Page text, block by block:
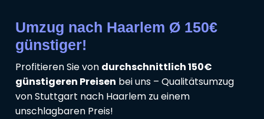
Umzug nach Haarlem Ø 150€
günstiger!
Profitieren Sie von durchschnittlich 150€
günstigeren Preisen bei uns – Qualitätsumzug
von Stuttgart nach Haarlem zu einem
unschlagbaren Preis!